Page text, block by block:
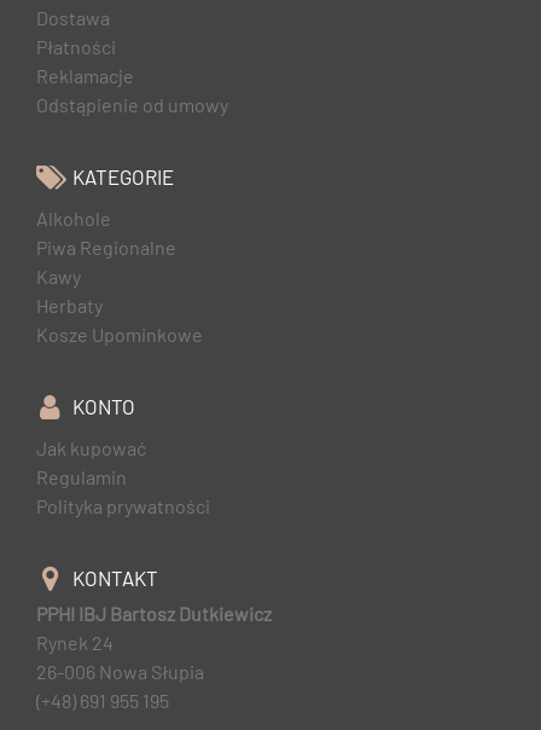
Dostawa
Płatności
Reklamacje
Odstąpienie od umowy
KATEGORIE
Alkohole
Piwa Regionalne
Kawy
Herbaty
Kosze Upominkowe
KONTO
Jak kupować
Regulamin
Polityka prywatności
KONTAKT
PPHI IBJ Bartosz Dutkiewicz
Rynek 24
26-006 Nowa Słupia
(+48) 691 955 195